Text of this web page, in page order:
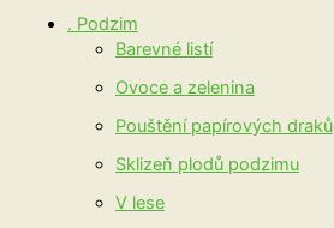
. Podzim
Barevné listí
Ovoce a zelenina
Pouštění papírových draků
Sklizeň plodů podzimu
V lese